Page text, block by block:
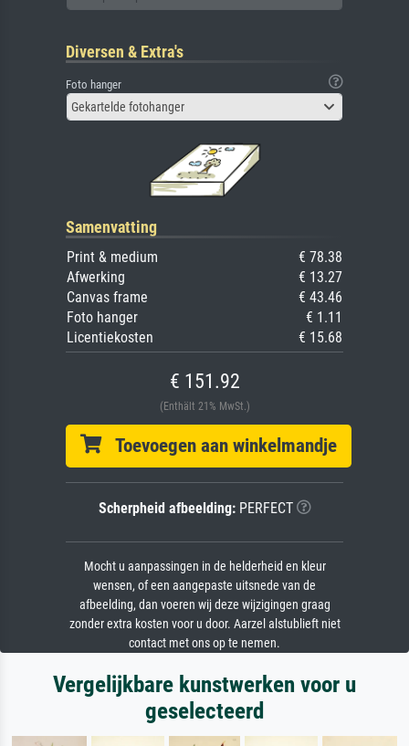
Diversen & Extra's
Foto hanger
Gekartelde fotohanger
Samenvatting
Print & medium
€ 78.38
Afwerking
€ 13.27
Canvas frame
€ 43.46
Foto hanger
€ 1.11
Licentiekosten
€ 15.68
€ 151.92
(Enthält 21% MwSt.)
Toevoegen aan winkelmandje
Scherpheid afbeelding:PERFECT
Mocht u aanpassingen in de helderheid en kleur
wensen, of een aangepaste uitsnede van de
afbeelding, dan voeren wij deze wijzigingen graag
zonder extra kosten voor u door. Aarzel alstublieft niet
contact met ons op te nemen.
Vergelijkbare kunstwerken voor u
geselecteerd